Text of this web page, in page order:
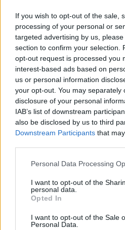
If you wish to opt-out of the sale,
processing of your personal or
targeted advertising by us,
section to confirm your selection.
opt-out request is processed you
interest-based ads based on
us or personal information
your opt-out. You may separately
disclosure of your personal
IAB’s list of downstream
also be disclosed by us to third
Downstream Participants that
Personal Data Processing
I want to opt-out of the
personal data.
Opted In
I want to opt-out of the Sale
Personal Data.
POT (Gavrilă)
PACE (Peia)
Acțiunea Conservatoare
PDF (Lazarus)
PUSL (D. Voiculescu)
PNȚCD (Pavelescu)
PNCR (Terheș)
Partidul Patrioților (Surugiu)
FAR (Coarnă)
România pe Primul Loc
Altul